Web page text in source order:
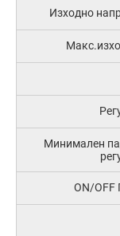
Изходно
Минимален
ON/OFF